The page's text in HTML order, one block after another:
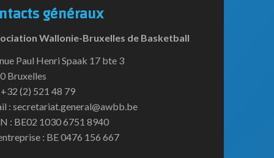
généraux
Wallonie-Bruxelles de Basketball
Paul Henri Spaak 17 bte 3
Bruxelles
(2) 521 48 79
: secretariat.general@awbb.be
: BE02 1030 6751 8940
: BE 0476 156 667